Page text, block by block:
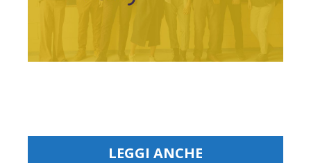
LEGGI ANCHE